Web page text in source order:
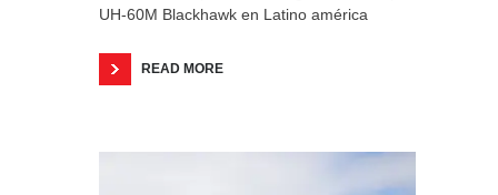
UH-60M Blackhawk en Latino américa
READ MORE